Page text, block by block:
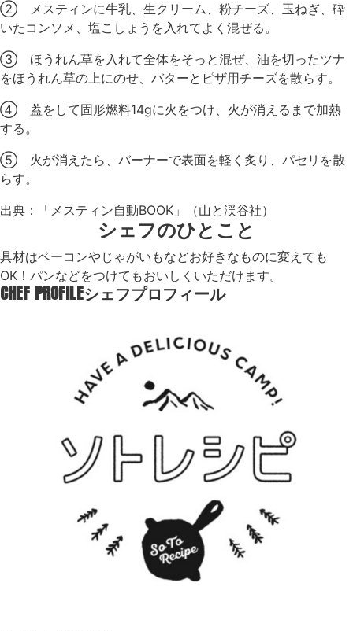
② メスティンに牛乳、生クリーム、粉チーズ、玉ねぎ、砕
いたコンソメ、塩こしょうを入れてよく混ぜる。
③ ほうれん草を入れて全体をそっと混ぜ、油を切ったツナ
をほうれん草の上にのせ、バターとピザ用チーズを散らす。
④ 蓋をして固形燃料14gに火をつけ、火が消えるまで加熱
する。
⑤ 火が消えたら、バーナーで表面を軽く炙り、パセリを散
らす。
出典：「メスティン自動BOOK」（山と渓谷社）
シェフのひとこと
具材はベーコンやじゃがいもなどお好きなものに変えても
OK！パンなどをつけてもおいしくいただけます。
CHEF PROFILEシェフプロフィール